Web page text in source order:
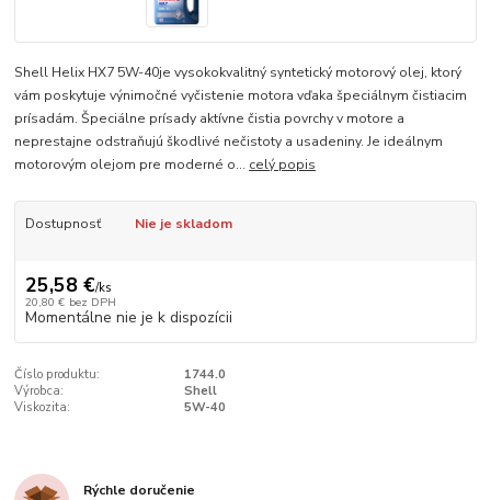
Shell Helix HX7 5W-40je vysokokvalitný syntetický motorový olej, ktorý
vám poskytuje výnimočné vyčistenie motora vďaka špeciálnym čistiacim
prísadám. Špeciálne prísady aktívne čistia povrchy v motore a
neprestajne odstraňujú škodlivé nečistoty a usadeniny. Je ideálnym
motorovým olejom pre moderné o... celý popis
Dostupnosť Nie je skladom
25,58 €/ks
20,80 € bez DPH
Momentálne nie je k dispozícii
Číslo produktu:
1744.0
Výrobca:
Shell
Viskozita:
5W-40
Rýchle doručenie